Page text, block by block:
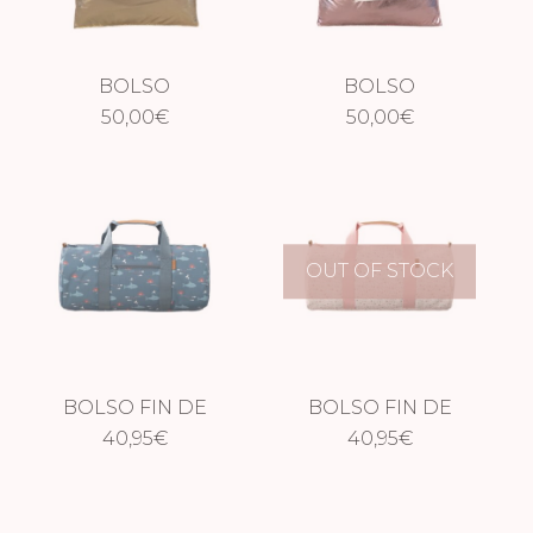
BOLSO
METALIZADO
50,00€
BOLSO
METALIZADO ROSA
50,00€
BOLSO FIN DE
SEMANA TIBURÓN
40,95€
OUT OF STOCK
BOLSO FIN DE
SEMANA FLORES
40,95€